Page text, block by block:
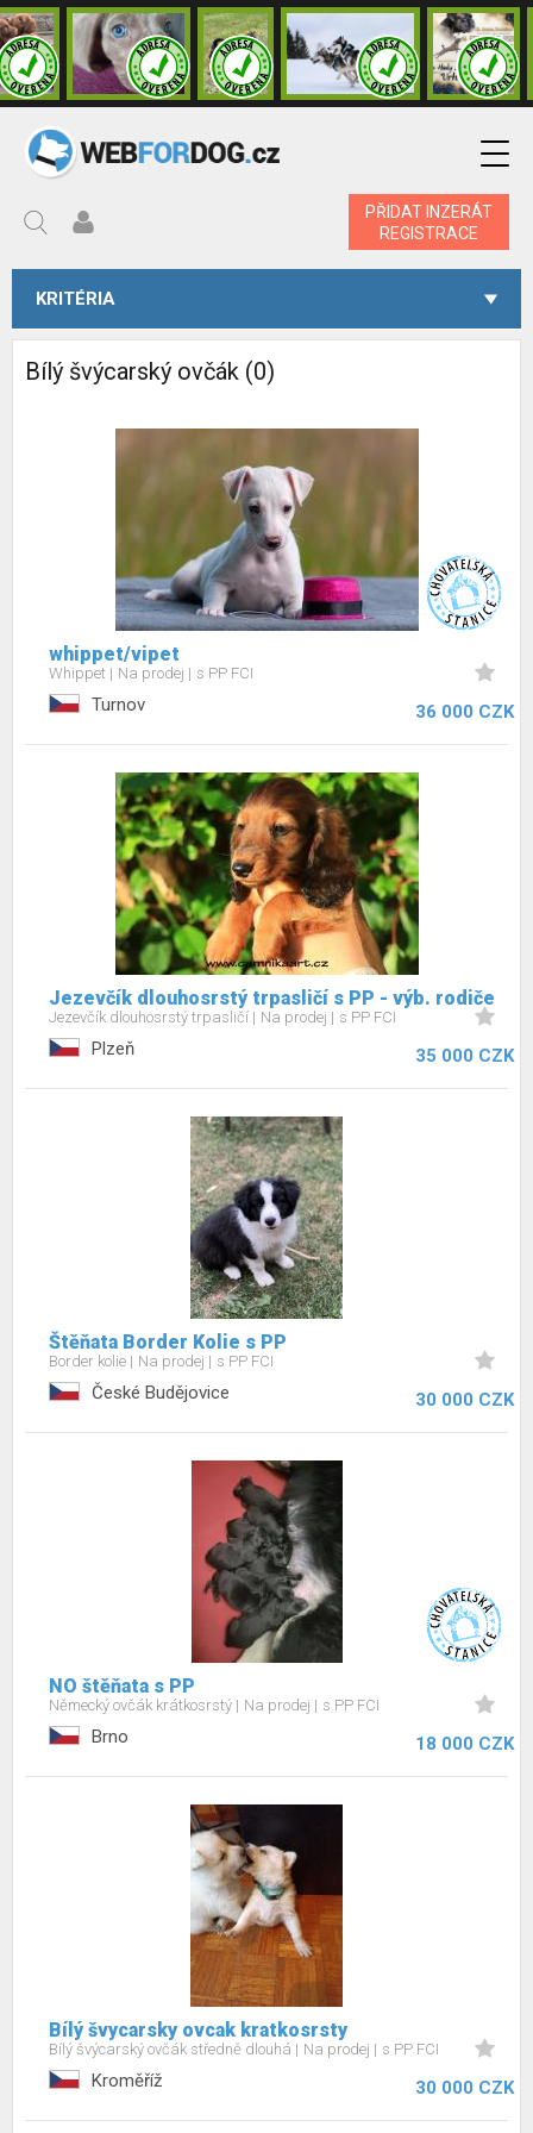
PŘIDAT INZERÁT
REGISTRACE
KRITÉRIA
Bílý švýcarský ovčák (0)
whippet/vipet
Whippet Na prodej s PP FCI
Turnov 36 000 CZK
Jezevčík dlouhosrstý trpasličí s PP - výb. rodiče
Jezevčík dlouhosrstý trpasličí Na prodej s PP FCI
Plzeň 35 000 CZK
Štěňata Border Kolie s PP
Border kolie Na prodej s PP FCI
České Budějovice 30 000 CZK
NO štěňata s PP
Německý ovčák krátkosrstý Na prodej s PP FCI
Brno 18 000 CZK
Bílý švycarsky ovcak kratkosrsty
Bílý švýcarský ovčák středně dlouhá Na prodej s PP FCI
Kroměříž 30 000 CZK